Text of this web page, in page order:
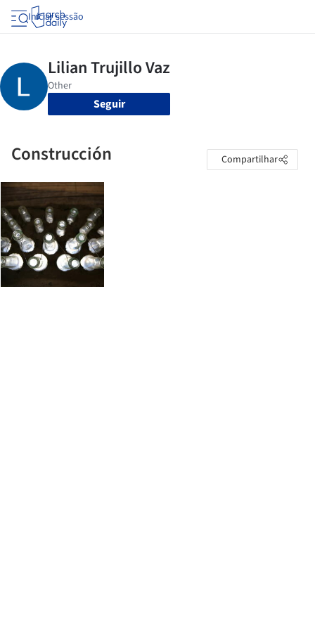
Iniciar sessão
Seguir
Construcción Compartilhar